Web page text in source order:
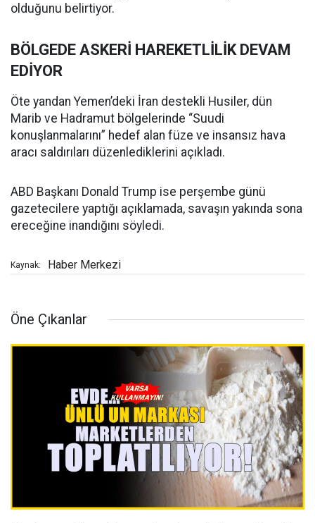
olduğunu belirtiyor.
BÖLGEDE ASKERİ HAREKETLİLİK DEVAM
EDİYOR
Öte yandan Yemen’deki İran destekli Husiler, dün
Marib ve Hadramut bölgelerinde “Suudi
konuşlanmalarını” hedef alan füze ve insansız hava
aracı saldırıları düzenlediklerini açıkladı.
ABD Başkanı Donald Trump ise perşembe günü
gazetecilere yaptığı açıklamada, savaşın yakında sona
ereceğine inandığını söyledi.
Kaynak: Haber Merkezi
Öne Çıkanlar